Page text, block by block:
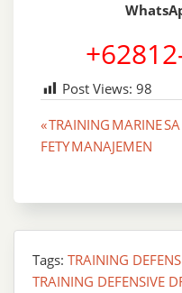
Post Views: 98
Post
navigation
« TRAINING MARINE SA
FETY MANAJEMEN
Tags: TRAINING
TRAINING DEFENSIVE